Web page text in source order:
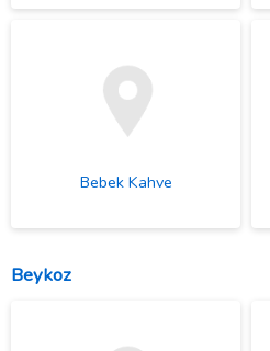
Bebek Kahve
Beykoz